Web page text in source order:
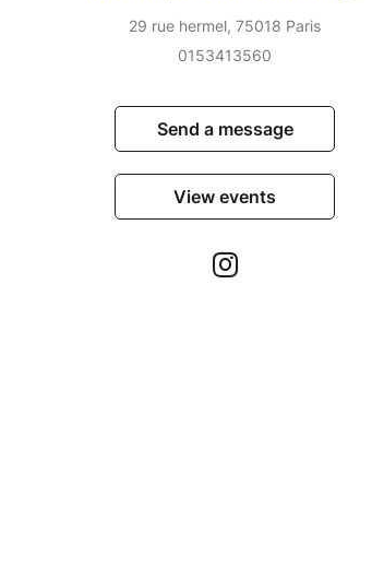
29 rue hermel, 75018 Paris
0153413560
Send a message
View events